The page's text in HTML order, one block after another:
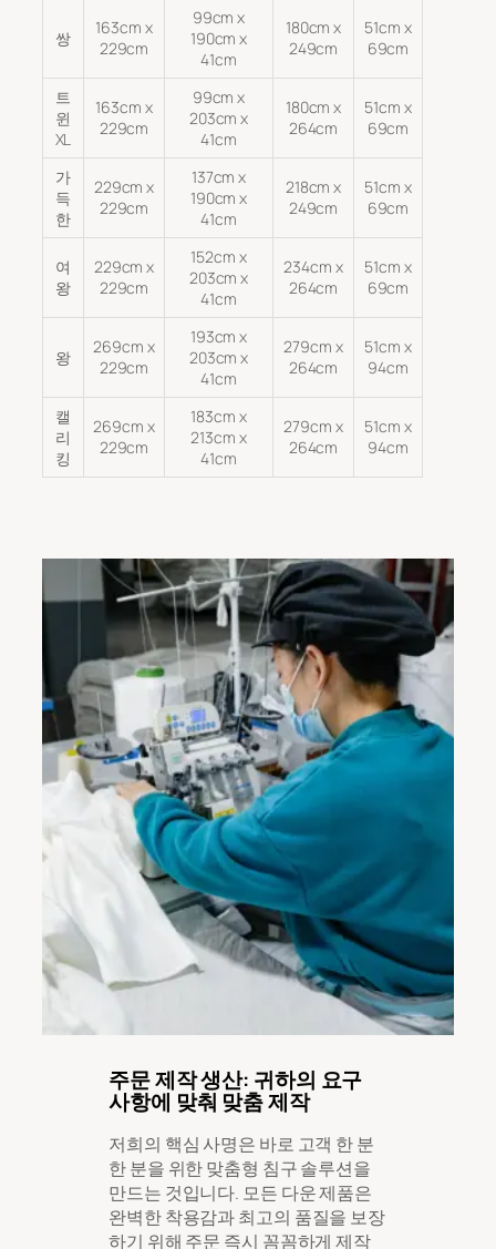
쌍
163cm x
229cm
99cm x
190cm x
41cm
180cm x
249cm
51cm x
69cm
트
윈
XL
163cm x
229cm
99cm x
203cm x
41cm
180cm x
264cm
51cm x
69cm
가
득
한
229cm x
229cm
137cm x
190cm x
41cm
218cm x
249cm
51cm x
69cm
여
왕
229cm x
229cm
152cm x
203cm x
41cm
234cm x
264cm
51cm x
69cm
왕
269cm x
229cm
193cm x
203cm x
41cm
279cm x
264cm
51cm x
94cm
캘
리
킹
269cm x
229cm
183cm x
213cm x
41cm
279cm x
264cm
51cm x
94cm
주문 제작 생산: 귀하의 요구
사항에 맞춰 맞춤 제작
저희의 핵심 사명은 바로 고객 한 분
한 분을 위한 맞춤형 침구 솔루션을
만드는 것입니다. 모든 다운 제품은
완벽한 착용감과 최고의 품질을 보장
하기 위해 주문 즉시 꼼꼼하게 제작